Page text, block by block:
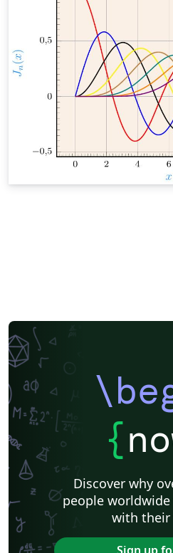
{
Discover why
people
with their
Sign up